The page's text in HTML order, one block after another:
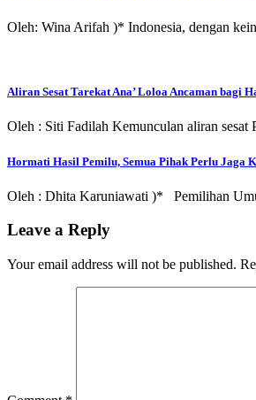
Oleh: Wina Arifah )* Indonesia, dengan
Aliran Sesat Tarekat Ana’ Loloa Ancaman bagi
Oleh : Siti Fadilah Kemunculan aliran sesat
Hormati Hasil Pemilu, Semua Pihak Perlu Jaga
Oleh : Dhita Karuniawati )* Pemilihan
Leave a Reply
Your email address will not be published.